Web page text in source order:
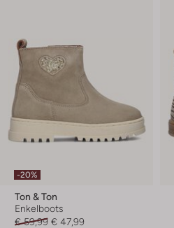
-20%
Ton & Ton
Enkelboots
€ 59,99 € 47,99